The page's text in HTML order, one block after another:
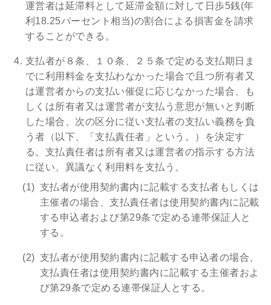
運営者は延滞料として延滞金額に対して日歩5銭(年
利18.25パーセント相当)の割合による損害金を請求
することができる。
支払者が８条、１０条、２５条で定める支払期日ま
でに利用料金を支払わなかった場合で且つ所有者又
は運営者からの支払い催促に応じなかった場合、も
しくは所有者又は運営者が支払う意思が無いと判断
した場合、次の区分に従い支払者の支払い義務を負
う者（以下、「支払責任者」という。）を決定す
る。支払責任者は所有者又は運営者の指示する方法
に従い、異議なく利用料を支払う。
支払者が使用契約書内に記載する支払者もしくは
主催者の場合、支払責任者は使用契約書内に記載
する申込者および第29条で定める連帯保証人と
する。
支払者が使用契約書内に記載する申込者の場合、
支払責任者は使用契約書内に記載する主催者およ
び第29条で定める連帯保証人とする。